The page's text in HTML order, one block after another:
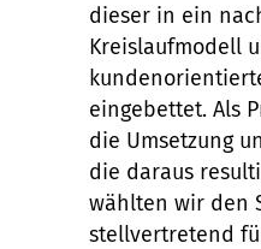
dieser in ein
Kreislaufmodell
eingebettet. Als
die Umsetzung
die daraus
wählten wir den
stellvertretend